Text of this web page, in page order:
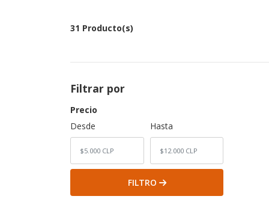
31 Producto(s)
Filtrar por
Precio
Desde
Hasta
FILTRO